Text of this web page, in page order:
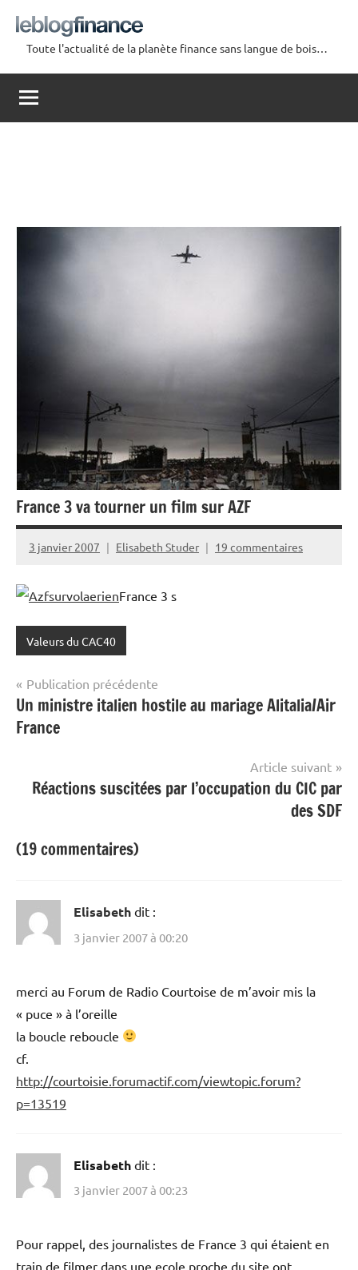
contenu
Le
Blog
Finance
Toute l'actualité de la planète finance sans langue de bois…
France 3 va tourner un film sur AZF
3 janvier 2007 Elisabeth Studer 19 commentaires
France 3 s
Valeurs du CAC40
Navigation
de
l’article
Publication précédente
Un ministre italien hostile au mariage Alitalia/Air
France
Article suivant
Réactions suscitées par l’occupation du CIC par
des SDF
(19 commentaires)
Elisabeth dit :
3 janvier 2007 à 00:20
merci au Forum de Radio Courtoise de m’avoir mis la
« puce » à l’oreille
la boucle reboucle
cf.
http://courtoisie.forumactif.com/viewtopic.forum?
p=13519
Elisabeth dit :
3 janvier 2007 à 00:23
Pour rappel, des journalistes de France 3 qui étaient en
train de filmer dans une ecole proche du site ont